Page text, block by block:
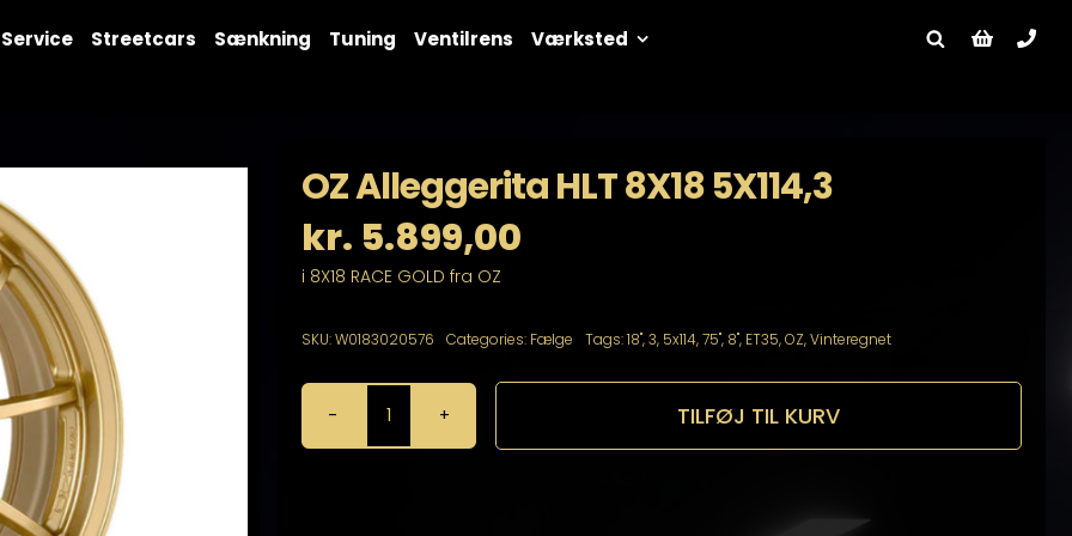
Service Streetcars Sænkning Tuning Ventilrens Værksted
OZ Alleggerita HLT 8X18 5X114,3
kr. 5.899,00
i 8X18 RACE GOLD fra OZ
SKU:W0183020576 Categories: Fælge Tags:18",3, 5x114,75", 8", ET35,OZ,Vinteregnet
OZ
Alleggerita
TILFØJ TIL KURV